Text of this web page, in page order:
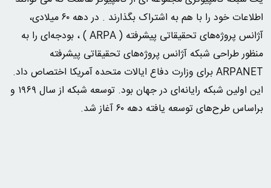
اطلاعات خود را با هم به اشتراک بگذارند . در دهه ۶۰ میلادی،
آژانس پروژه‌های تحقیقاتی پیشرفته ( ARPA ) ، بودجه‌ای را به
منظور طراحی شبکه آژانس پروژه‌های تحقیقاتی پیشرفته
ARPANET برای وزارت دفاع ایالات متحده آمریکا اختصاص داد.
این اولین شبکه رایانه‌ای در جهان بود. توسعه شبکه از سال ۱۹۶۹ و
براساس طرح‌های توسعه یافته دهه ۶۰ آغاز شد.